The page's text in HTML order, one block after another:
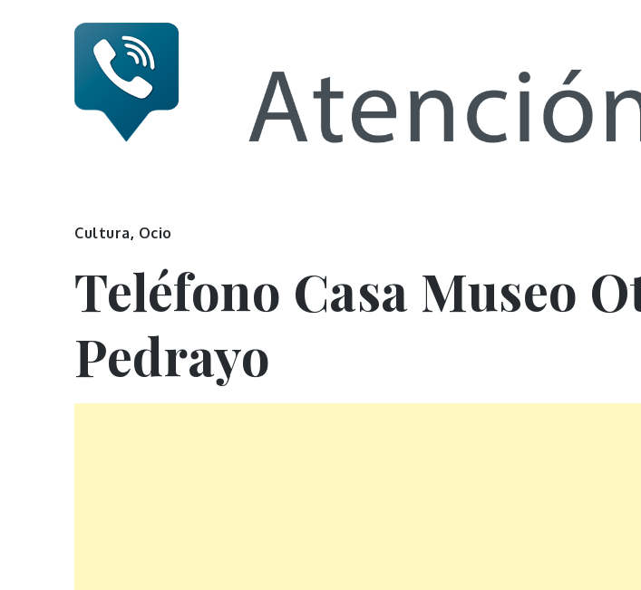
Numero de
Cultura, Ocio
Teléfono Casa Museo
Pedrayo